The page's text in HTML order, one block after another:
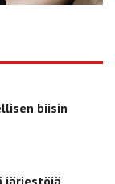
biisin
järjestöjä